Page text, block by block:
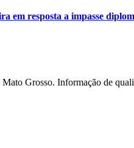
em resposta a impasse
Grosso. Informação de